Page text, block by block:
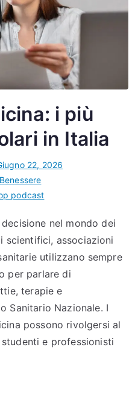
i più
in Italia
22, 2026
podcast
nel mondo dei
scientifici, associazioni
utilizzano sempre
per parlare di
terapie e
Sanitario Nazionale. I
possono rivolgersi al
e professionisti